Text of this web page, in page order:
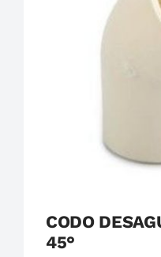
CODO
45°